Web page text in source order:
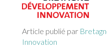
Article publié par
Innovation